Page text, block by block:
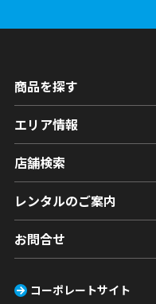
商品を探す
エリア情報
店舗検索
レンタルのご案内
お問合せ
コーポレートサイト